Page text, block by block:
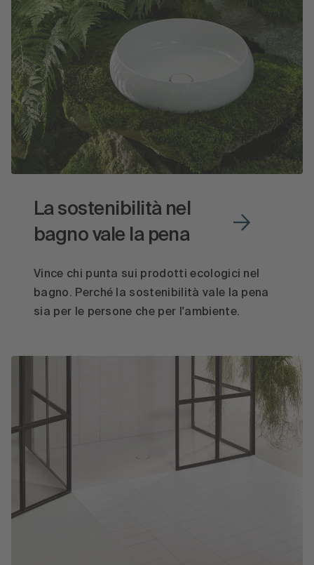
La sostenibilità nel
bagno vale la pena
Vince chi punta sui prodotti ecologici nel
bagno. Perché la sostenibilità vale la pena
sia per le persone che per l'ambiente.